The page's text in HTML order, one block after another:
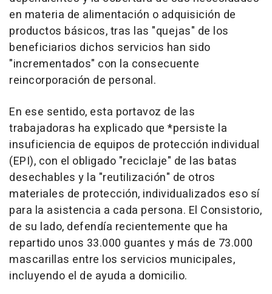
en materia de alimentación o adquisición de
productos básicos, tras las "quejas" de los
beneficiarios dichos servicios han sido
"incrementados" con la consecuente
reincorporación de personal.
En ese sentido, esta portavoz de las
trabajadoras ha explicado que *persiste la
insuficiencia de equipos de protección individual
(EPI), con el obligado "reciclaje" de las batas
desechables y la "reutilización" de otros
materiales de protección, individualizados eso sí
para la asistencia a cada persona. El Consistorio,
de su lado, defendía recientemente que ha
repartido unos 33.000 guantes y más de 73.000
mascarillas entre los servicios municipales,
incluyendo el de ayuda a domicilio.